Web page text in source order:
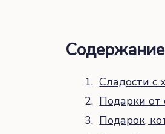
Содержание
Сладости с
Подарки от
Подарок,